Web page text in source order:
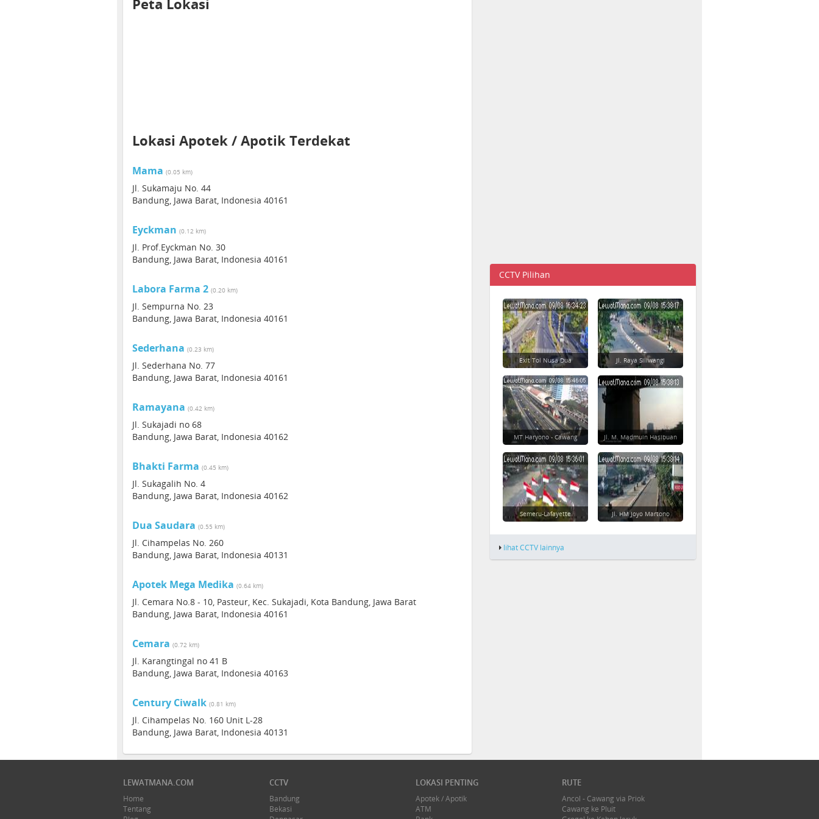
Peta Lokasi
Lokasi Apotek / Apotik Terdekat
Mama (0.05 km)
Jl. Sukamaju No. 44
Bandung, Jawa Barat, Indonesia 40161
Eyckman (0.12 km)
Jl. Prof.Eyckman No. 30
Bandung, Jawa Barat, Indonesia 40161
Labora Farma 2 (0.20 km)
Jl. Sempurna No. 23
Bandung, Jawa Barat, Indonesia 40161
Sederhana (0.23 km)
Jl. Sederhana No. 77
Bandung, Jawa Barat, Indonesia 40161
Ramayana (0.42 km)
Jl. Sukajadi no 68
Bandung, Jawa Barat, Indonesia 40162
Bhakti Farma (0.45 km)
Jl. Sukagalih No. 4
Bandung, Jawa Barat, Indonesia 40162
Dua Saudara (0.55 km)
Jl. Cihampelas No. 260
Bandung, Jawa Barat, Indonesia 40131
Apotek Mega Medika (0.64 km)
Jl. Cemara No.8 - 10, Pasteur, Kec. Sukajadi, Kota Bandung, Jawa Barat
Bandung, Jawa Barat, Indonesia 40161
Cemara (0.72 km)
Jl. Karangtingal no 41 B
Bandung, Jawa Barat, Indonesia 40163
Century Ciwalk (0.81 km)
Jl. Cihampelas No. 160 Unit L-28
Bandung, Jawa Barat, Indonesia 40131
CCTV Pilihan
Exit Tol Nusa Dua Jl. Raya Siliwangi
MT Haryono - Cawang Jl. M. Madmuin Hasibuan
Semeru-Lafayette Jl. HM Joyo Martono
lihat CCTV lainnya
LEWATMANA.COM
Home
Tentang
CCTV
Bandung
Bekasi
LOKASI PENTING
Apotek / Apotik
ATM
RUTE
Ancol - Cawang via Priok
Cawang ke Pluit